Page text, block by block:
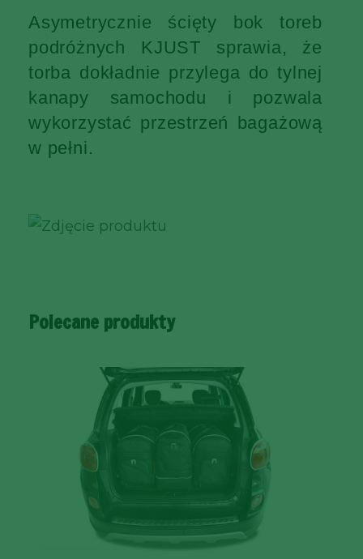
Asymetrycznie ścięty bok toreb
podróżnych KJUST sprawia, że
torba dokładnie przylega do tylnej
kanapy samochodu i pozwala
wykorzystać przestrzeń bagażową
w pełni.
Polecane produkty